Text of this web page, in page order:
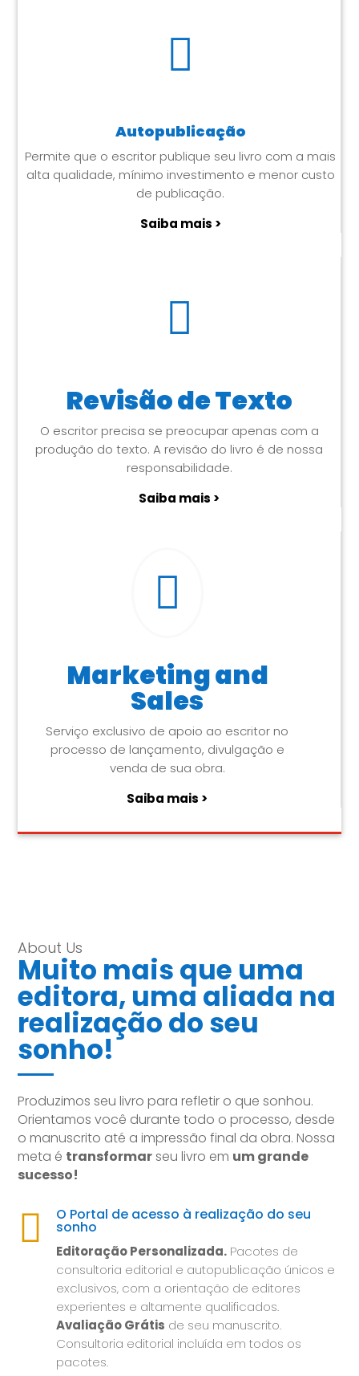

Autopublicação
Permite que o escritor publique seu livro com a mais
alta qualidade, mínimo investimento e menor custo
de publicação.
Saiba mais >

Revisão de Texto
O escritor precisa se preocupar apenas com a
produção do texto. A revisão do livro é de nossa
responsabilidade.
Saiba mais >

Marketing and
Sales
Serviço exclusivo de apoio ao escritor no
processo de lançamento, divulgação e
venda de sua obra.
Saiba mais >
About Us
Muito mais que uma
editora, uma aliada na
realização do seu
sonho!
Produzimos seu livro para refletir o que sonhou.
Orientamos você durante todo o processo, desde
o manuscrito até a impressão final da obra. Nossa
meta é transformarseu livro em um grande
sucesso!
 O Portal de acesso à realização do seu
sonho
Editoração Personalizada.Pacotes de
consultoria editorial e autopublicação únicos e
exclusivos, com a orientação de editores
experientes e altamente qualificados.
Avaliação Grátis de seu manuscrito.
Consultoria editorial incluída em todos os
pacotes.